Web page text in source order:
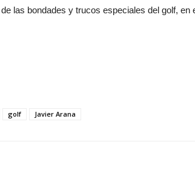
las bondades y trucos especiales del golf, en
golf Javier Arana